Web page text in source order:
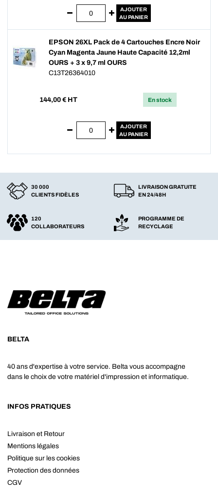
AJOUTER
AU PANIER
EPSON 26XL Pack de 4 Cartouches Encre Noir
Cyan Magenta Jaune Haute Capacité 12,2ml
OURS + 3 x 9,7 ml OURS
C13T26364010
144,00 € HT En stock
AJOUTER
AU PANIER
30 000
CLIENTS FIDÈLES
LIVRAISON GRATUITE
EN 24/48H
120
COLLABORATEURS
PROGRAMME DE
RECYCLAGE
BELTA
40 ans d'expertise à votre service. Belta vous accompagne
dans le choix de votre matériel d'impression et informatique.
INFOS PRATIQUES
Livraison et Retour
Mentions légales
Politique sur les cookies
Protection des données
CGV